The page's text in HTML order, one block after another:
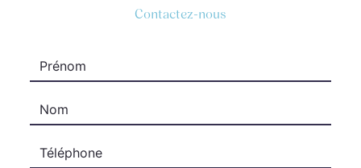
Contactez-nous